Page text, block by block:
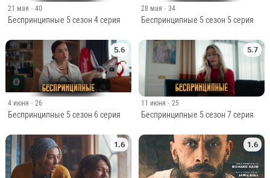
21 мая · 40
Беспринципные 5 сезон 4 серия
28 мая · 34
Беспринципные 5 сезон 5 серия
5.6
4 июня · 26
Беспринципные 5 сезон 6 серия
5.7
11 июня · 25
Беспринципные 5 сезон 7 серия
1.6 1.6